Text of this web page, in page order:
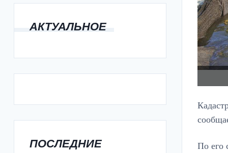
АКТУАЛЬНОЕ
ПОСЛЕДНИЕ
По его